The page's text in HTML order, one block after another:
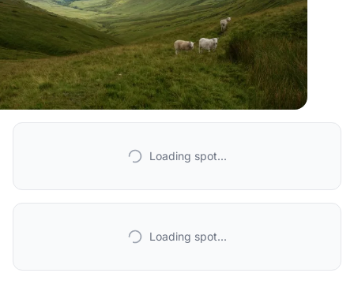
Loading spot...
Loading spot...